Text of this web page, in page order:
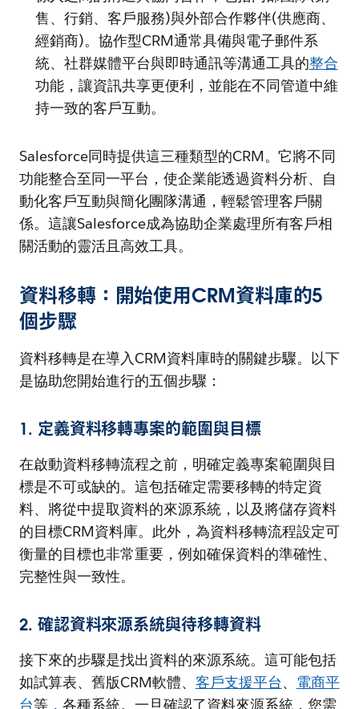
售、行銷、客戶服務)與外部合作夥伴(供應商、
經銷商)。協作型CRM通常具備與電子郵件系
統、社群媒體平台與即時通訊等溝通工具的整合
功能，讓資訊共享更便利，並能在不同管道中維
持一致的客戶互動。
Salesforce同時提供這三種類型的CRM。它將不同
功能整合至同一平台，使企業能透過資料分析、自
動化客戶互動與簡化團隊溝通，輕鬆管理客戶關
係。這讓Salesforce成為協助企業處理所有客戶相
關活動的靈活且高效工具。
資料移轉：開始使用CRM資料庫的5
個步驟
資料移轉是在導入CRM資料庫時的關鍵步驟。以下
是協助您開始進行的五個步驟：
1. 定義資料移轉專案的範圍與目標
在啟動資料移轉流程之前，明確定義專案範圍與目
標是不可或缺的。這包括確定需要移轉的特定資
料、將從中提取資料的來源系統，以及將儲存資料
的目標CRM資料庫。此外，為資料移轉流程設定可
衡量的目標也非常重要，例如確保資料的準確性、
完整性與一致性。
2. 確認資料來源系統與待移轉資料
接下來的步驟是找出資料的來源系統。這可能包括
如試算表、舊版CRM軟體、 客戶支援平台、 電商平
台等， 各種系統。一旦確認了資料來源系統，您需